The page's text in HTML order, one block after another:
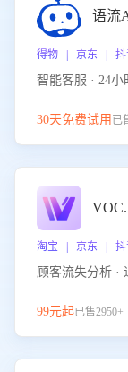
语流
得物 | 京东 |
智能客服 · 24
30天免费试用 已
淘宝 | 京东 |
顾客流失分析 ·
99元起已售2950+